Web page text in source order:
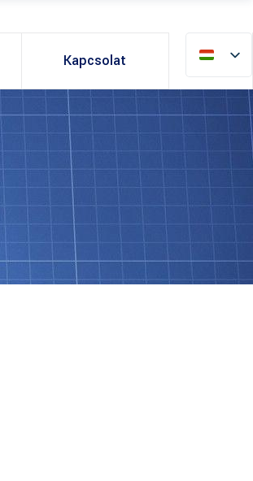
Kapcsolat